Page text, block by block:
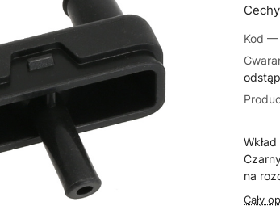
Cechy
Kod —
na
Cały